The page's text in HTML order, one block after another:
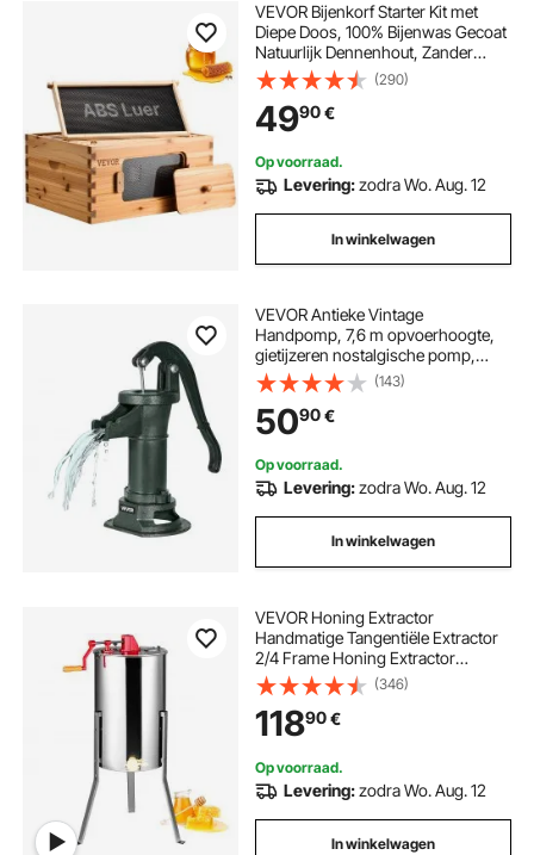
VEVOR Bijenkorf Starter Kit met
Diepe Doos, 100% Bijenwas Gecoat
Natuurlijk Dennenhout, Zander
Bijenkorf met 10 Frames en
Funderingen, Transparante Acryl
Bijenramen
(290)
4990€
Op voorraad.
Levering:zodra Wo. Aug. 12
In winkelwagen
VEVOR Antieke Vintage
Handpomp, 7,6 m opvoerhoogte,
gietijzeren nostalgische pomp,
bronpomp, handpomp met 1-1/4
inch NPT-aansluiting, tuinpomp,
voor tuin, vijver, erf, boerderij,
groenvoorziening
(143)
5090€
Op voorraad.
Levering:zodra Wo. Aug. 12
In winkelwagen
VEVOR Honing Extractor
Handmatige Tangentiële Extractor
2/4 Frame Honing Extractor
gemaakt van roestvrij staal
48x23cm Honingraat Grootte
(Diep) 48x16cm Honingraat Grootte
(Medium) 45mm Honingslot Ideaal
voor Hobby- en Professionele
Imkers
(346)
11890€
Op voorraad.
Levering:zodra Wo. Aug. 12
In winkelwagen